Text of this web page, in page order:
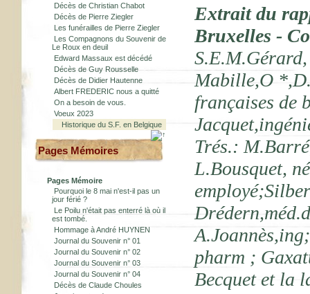
Décès de Christian Chabot
Décès de Pierre Ziegler
Les funérailles de Pierre Ziegler
Les Compagnons du Souvenir de
Le Roux en deuil
Edward Massaux est décédé
Décès de Guy Rousselle
Décès de Didier Hautenne
Albert FREDERIC nous a quitté
On a besoin de vous.
Voeux 2023
Historique du S.F. en Belgique
Pages Mémoires
Pages Mémoire
Pourquoi le 8 mai n'est-il pas un
jour férié ?
Le Poilu n'était pas enterré là où il
est tombé.
Hommage à André HUYNEN
Journal du Souvenir n° 01
Journal du Souvenir n° 02
Journal du Souvenir n° 03
Journal du Souvenir n° 04
Décès de Claude Choules
Extrait du
Bruxelles -
Mabille,O
françaises de
Trés.:
L.Bousquet,
pharm ;
Becquet et la